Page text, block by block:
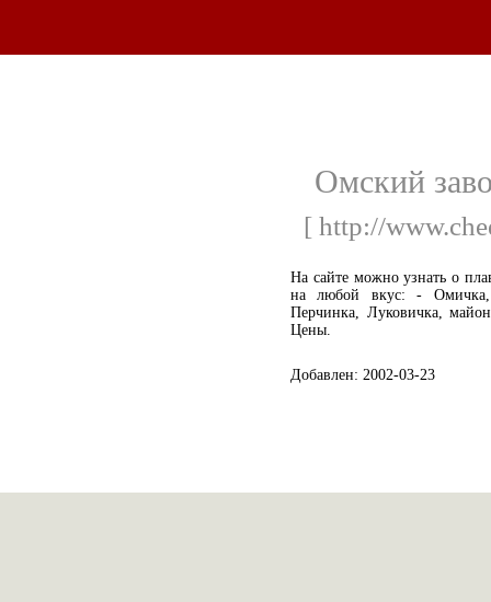
Омский
[ http://
На сайте можно узнать о
на любой вкус: - Омичка,
Перчинка, Луковичка,
Цены.
Добавлен: 2002-03-23